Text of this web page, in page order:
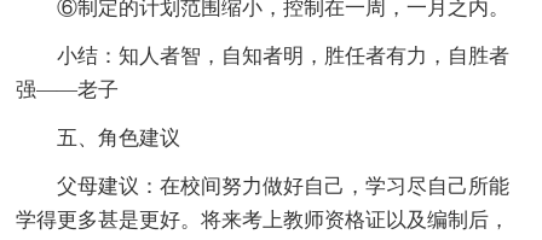
⑥制定的计划范围缩小，控制在一周，一月之内。
小结：知人者智，自知者明，胜任者有力，自胜者
强——老子
五、角色建议
父母建议：在校间努力做好自己，学习尽自己所能
学得更多甚是更好。将来考上教师资格证以及编制后，